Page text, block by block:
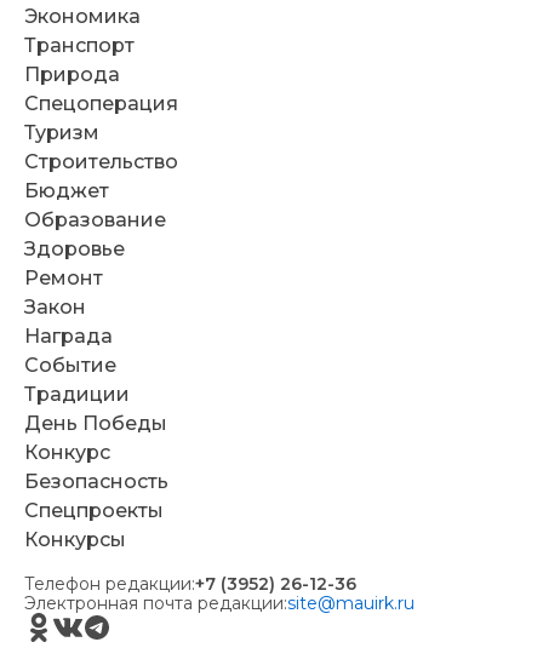
Экономика
Транспорт
Природа
Спецоперация
Туризм
Строительство
Бюджет
Образование
Здоровье
Ремонт
Закон
Награда
Событие
Традиции
День Победы
Конкурс
Безопасность
Спецпроекты
Конкурсы
Телефон редакции:+7 (3952) 26-12-36
Электронная почта редакции:site@mauirk.ru